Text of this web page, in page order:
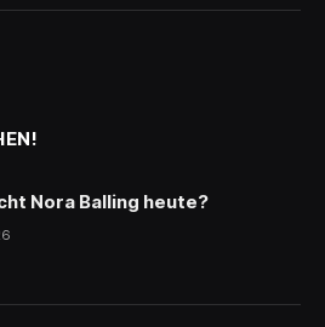
Nora Balling heute?